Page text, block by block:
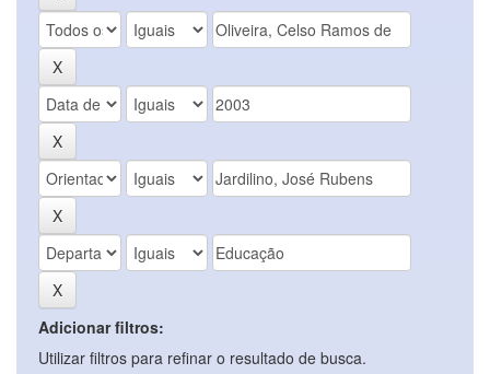
Adicionar filtros:
Utilizar filtros para refinar o resultado de busca.